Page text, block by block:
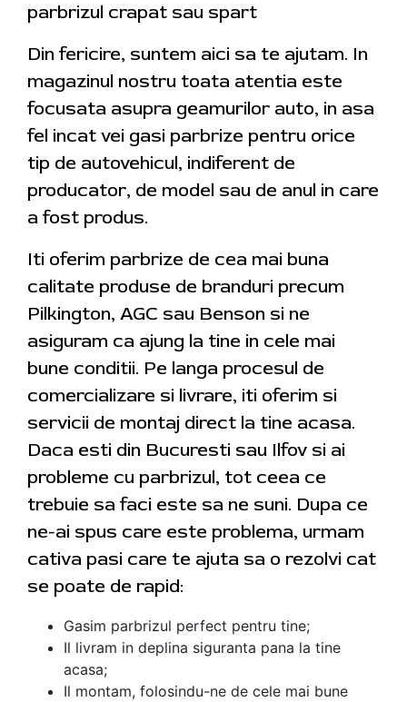
parbrizul crapat sau spart
Din fericire, suntem aici sa te ajutam. In
magazinul nostru toata atentia este
focusata asupra geamurilor auto, in asa
fel incat vei gasi parbrize pentru orice
tip de autovehicul, indiferent de
producator, de model sau de anul in care
a fost produs.
Iti oferim parbrize de cea mai buna
calitate produse de branduri precum
Pilkington, AGC sau Benson si ne
asiguram ca ajung la tine in cele mai
bune conditii. Pe langa procesul de
comercializare si livrare, iti oferim si
servicii de montaj direct la tine acasa.
Daca esti din Bucuresti sau Ilfov si ai
probleme cu parbrizul, tot ceea ce
trebuie sa faci este sa ne suni. Dupa ce
ne-ai spus care este problema, urmam
cativa pasi care te ajuta sa o rezolvi cat
se poate de rapid:
Gasim parbrizul perfect pentru tine;
Il livram in deplina siguranta pana la tine
acasa;
Il montam, folosindu-ne de cele mai bune